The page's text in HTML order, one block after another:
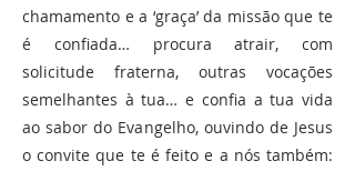
chamamento e a ‘graça’ da missão que te
é confiada… procura atrair, com
solicitude fraterna, outras vocações
semelhantes à tua… e confia a tua vida
ao sabor do Evangelho, ouvindo de Jesus
o convite que te é feito e a nós também: